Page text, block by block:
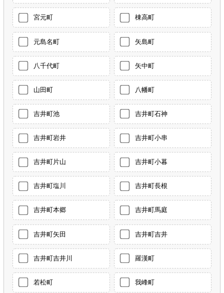
宮元町 棟高町
元島名町 矢島町
八千代町 矢中町
山田町 八幡町
吉井町池 吉井町石神
吉井町岩井 吉井町小串
吉井町片山 吉井町小暮
吉井町塩川 吉井町長根
吉井町本郷 吉井町馬庭
吉井町矢田 吉井町吉井
吉井町吉井川 羅漢町
若松町 我峰町